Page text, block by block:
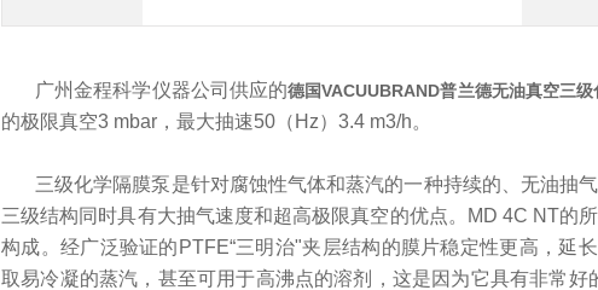
广州金程科学仪器公司供应的德国VACUUBRAND普兰德无油真空三
的极限真空3 mbar，最大抽速50（Hz）3.4 m3/h。
三级化学隔膜泵是针对腐蚀性气体和蒸汽的一种持续的、无油抽
三级结构同时具有大抽气速度和超高极限真空的优点。
MD 4C NT的
构成。经广泛验证的PTFE“三明治"夹层结构的膜片稳定性更高，延
取易冷凝的蒸汽，甚至可用于高沸点的溶剂，这是因为它具有非常